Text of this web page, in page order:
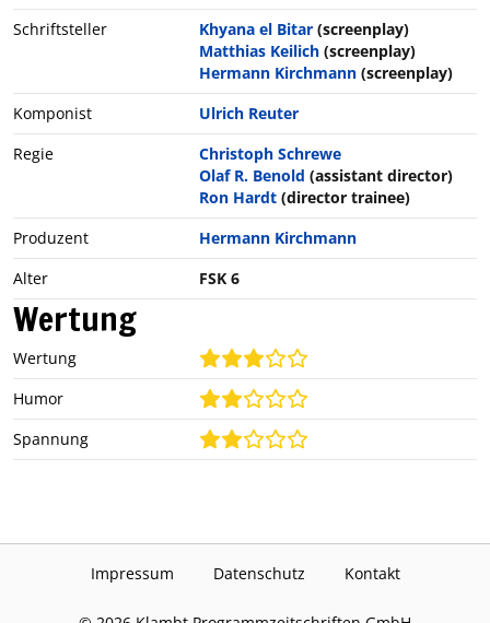
Schriftsteller
Khyana el Bitar (screenplay)
Matthias Keilich (screenplay)
Hermann Kirchmann (screenplay)
Komponist
Ulrich Reuter
Regie
Christoph Schrewe
Olaf R. Benold (assistant director)
Ron Hardt (director trainee)
Produzent
Hermann Kirchmann
Alter
FSK 6
Wertung
Wertung
Humor
Spannung
Impressum Datenschutz Kontakt